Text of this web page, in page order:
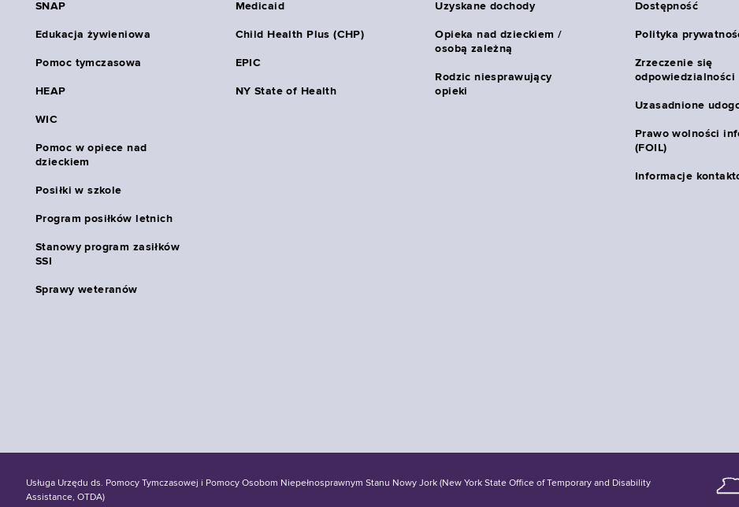
SNAP
Edukacja żywieniowa
Pomoc tymczasowa
HEAP
WIC
Pomoc w opiece nad
dzieckiem
Posiłki w szkole
Program posiłków letnich
Stanowy program zasiłków
SSI
Sprawy weteranów
Medicaid
Child Health Plus (CHP)
EPIC
NY State of Health
Uzyskane dochody
Opieka nad dzieckiem /
osobą zależną
Rodzic niesprawujący
opieki
Dostępność
Polityka
Zrzeczenie się
odpowiedzialności
Uzasadnione
Prawo wolności
(FOIL)
Informacje
Usługa Urzędu ds. Pomocy Tymczasowej i Pomocy Osobom Niepełnosprawnym Stanu Nowy Jork (New York State Office of Temporary and Disability
Assistance, OTDA)